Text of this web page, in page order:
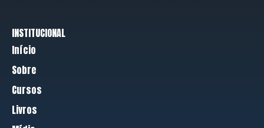
INSTITUCIONAL
Início
Sobre
Cursos
Livros